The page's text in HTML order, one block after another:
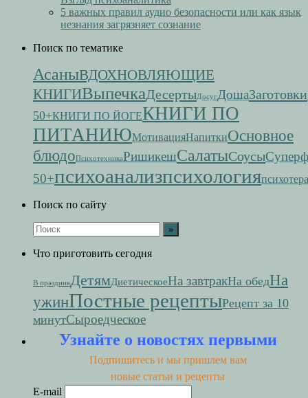
5 важных правил аудио безопасности или как язык
незнания загрязняет сознание
Поиск по тематике
АсаныВДОХНОВЛЯЮЩИЕ
КНИГИВыпечкаДесертыДосугДошаЗаготовки
50+КНИГИ ПО ЙОГЕКНИГИ ПО
ПИТАНИЮМотивацияНапиткиОсновное
блюдоПсихотехникаРишикешСалатыСоусы
50+психоанализпсихология
Поиск по сайту
Что приготовить сегодня
В праздникДетямДиетическоеНа завтракНа обедНа
ужинПостные рецептыРецепт за 10
минутСыроедческое
Узнайте о новостях первыми
Подпишитесь и мы пришлем вам
новые статьи и рецепты
E-mail